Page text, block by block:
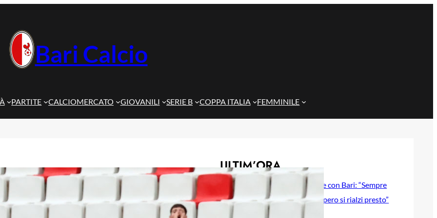
Bari Calcio
PARTITE CALCIOMERCATO GIOVANILI SERIE B COPPA ITALIA FEMMINILE
ULTIM’ORA
Gazzi e il legame con Bari: “Sempre
nel mio cuore, spero si rialzi presto”
29 Maggio 2026